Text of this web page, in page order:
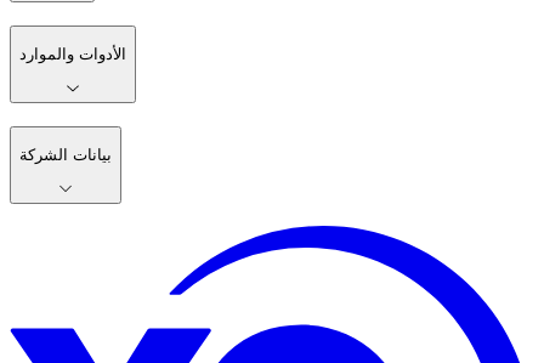
الأدوات والموارد
بيانات الشركة